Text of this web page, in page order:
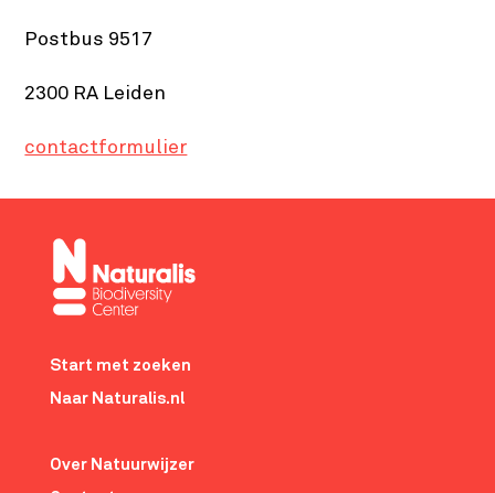
Postbus 9517
2300 RA Leiden
contactformulier
menu
Start met zoeken
Naar Naturalis.nl
Over Natuurwijzer